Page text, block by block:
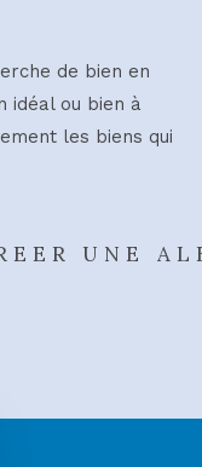
de bien en
idéal ou bien à
les biens qui
UNE